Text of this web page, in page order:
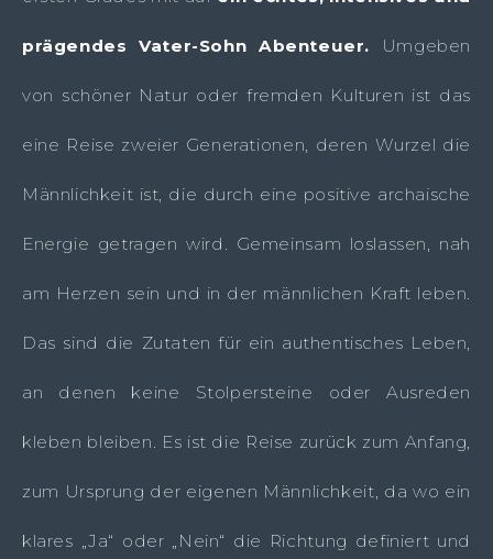
prägendes Vater-Sohn Abenteuer. Umgeben
von schöner Natur oder fremden Kulturen ist das
eine Reise zweier Generationen, deren Wurzel die
Männlichkeit ist, die durch eine positive archaische
Energie getragen wird. Gemeinsam loslassen, nah
am Herzen sein und in der männlichen Kraft leben.
Das sind die Zutaten für ein authentisches Leben,
an denen keine Stolpersteine oder Ausreden
kleben bleiben. Es ist die Reise zurück zum Anfang,
zum Ursprung der eigenen Männlichkeit, da wo ein
klares „Ja“ oder „Nein“ die Richtung definiert und